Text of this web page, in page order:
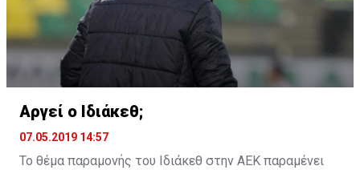
Αργεί ο Ιδιάκεθ;
07.05.2019 14:57
Το θέμα παραμονής του Ιδιάκεθ στην ΑΕΚ παραμένει